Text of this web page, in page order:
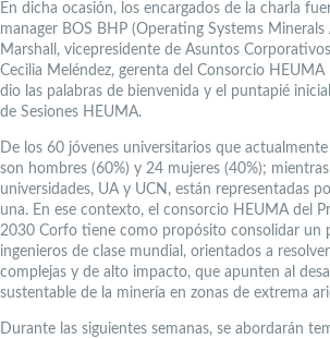
En dicha ocasión, los encargados de la charla
manager BOS BHP (Operating Systems Minerals
Marshall, vicepresidente de Asuntos
Cecilia Meléndez, gerenta del Consorcio
dio las palabras de bienvenida y el puntapié
de Sesiones HEUMA.
De los 60 jóvenes universitarios que
son hombres (60%) y 24 mujeres (40%);
universidades, UA y UCN, están representadas
una. En ese contexto, el consorcio HEUMA del
2030 Corfo tiene como propósito consolidar un
ingenieros de clase mundial, orientados a
complejas y de alto impacto, que apunten al
sustentable de la minería en zonas de extrema
Durante las siguientes semanas, se abordarán